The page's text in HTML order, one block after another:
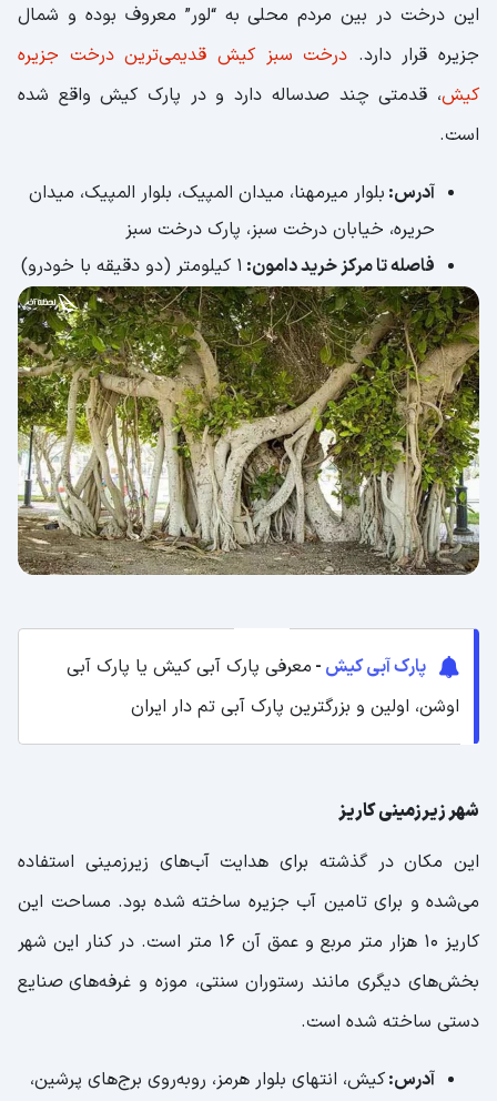
این درخت در بین مردم محلی به “لور” معروف بوده و شمال
جزیره قرار دارد. درخت سبز کیش قدیمی‌ترین درخت جزیره
کیش، قدمتی چند صدساله دارد و در پارک کیش واقع شده
است.
آدرس: بلوار میرمهنا، میدان المپیک، بلوار المپیک، میدان
حریره، خیابان درخت سبز، پارک درخت سبز
فاصله تا مرکز خرید دامون: 1 کیلومتر (دو دقیقه با خودرو)
پارک آبی کیش - معرفی پارک آبی کیش یا پارک آبی
اوشن، اولین و بزرگترین پارک آبی تم دار ایران
شهر زیرزمینی کاریز
این مکان در گذشته برای هدایت آب‌های زیرزمینی استفاده
می‌شده و برای تامین آب جزیره ساخته شده بود. مساحت این
کاریز 10 هزار متر مربع و عمق آن 16 متر است. در کنار این شهر
بخش‌های دیگری مانند رستوران سنتی، موزه و غرفه‌های صنایع
دستی ساخته شده است.
آدرس:کیش، انتهای بلوار هرمز، رو‌به‌روی برج‌های پرشین،